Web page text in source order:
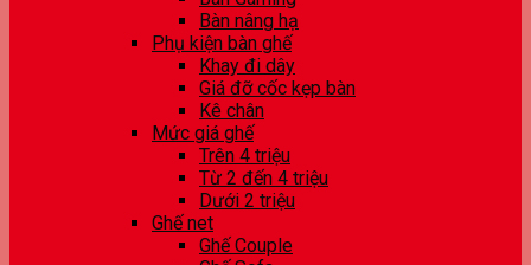
Bàn nâng hạ
Phụ kiện bàn ghế
Khay đi dây
Giá đỡ cốc kẹp bàn
Kê chân
Mức giá ghế
Trên 4 triệu
Từ 2 đến 4 triệu
Dưới 2 triệu
Ghế net
Ghế Couple